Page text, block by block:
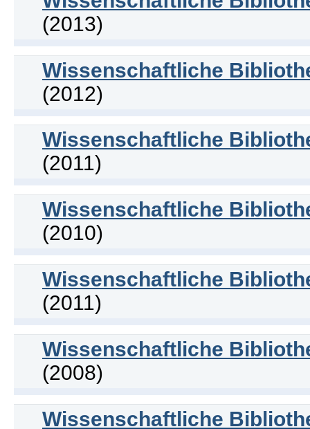
(2013)
Wissenschaftliche
(2012)
Wissenschaftliche
(2011)
Wissenschaftliche
(2010)
Wissenschaftliche
(2011)
Wissenschaftliche
(2008)
Wissenschaftliche